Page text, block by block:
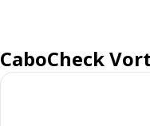
CaboCheck